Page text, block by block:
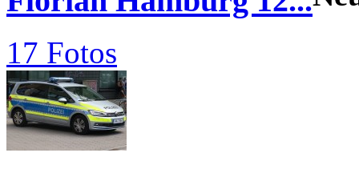
17 Fotos